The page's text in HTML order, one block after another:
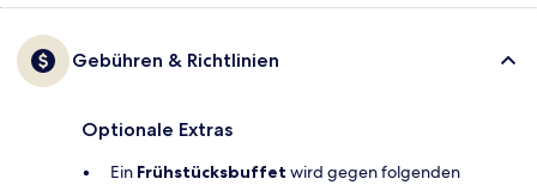
Gebühren & Richtlinien
Optionale Extras
Ein Frühstücksbuffet wird gegen folgenden